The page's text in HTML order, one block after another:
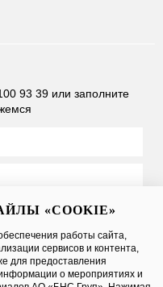
93 39 или заполните
условияПубличной
данных
«COOKIE»
работы сайта,
сервисов и контента,
для предоставления
о мероприятиях и